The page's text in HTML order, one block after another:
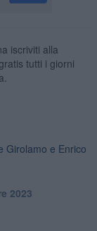
iscriviti alla
tutti i giorni
Girolamo e Enrico
2023